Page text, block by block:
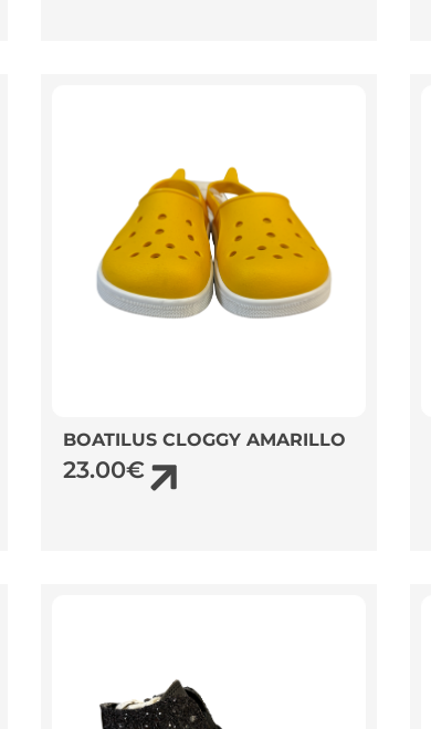
BOATILUS CLOGGY AMARILLO
23.00€